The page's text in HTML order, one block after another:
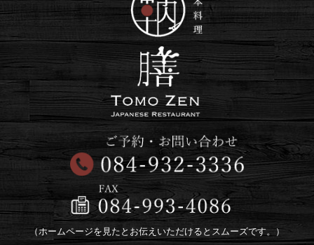
（ホームページを見たとお伝えいただけるとスムーズです。）